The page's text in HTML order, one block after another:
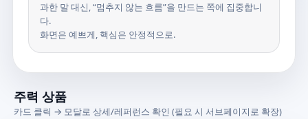
과한 말 대신, “멈추지 않는 흐름”을 만드는 쪽에 집중합니
다.
화면은 예쁘게, 핵심은 안정적으로.
주력 상품
카드 클릭 → 모달로 상세/레퍼런스 확인 (필요 시 서브페이지로 확장)